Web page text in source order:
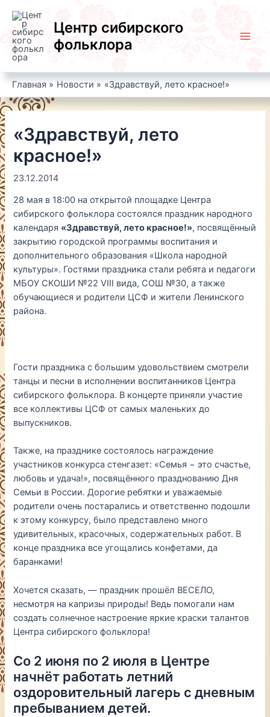
содержимомуЦентр сибирского
фольклора
Главная Новости «Здравствуй, лето красное!»
«Здравствуй, лето
красное!»
23.12.2014
28 мая в 18:00 на открытой площадке Центра
сибирского фольклора состоялся праздник народного
календаря «Здравствуй, лето красное!», посвящённый
закрытию городской программы воспитания и
дополнительного образования «Школа народной
культуры». Гостями праздника стали ребята и педагоги
МБОУ СКОШИ №22 VIII вида, СОШ №30, а также
обучающиеся и родители ЦСФ и жители Ленинского
района.
Гости праздника с большим удовольствием смотрели
танцы и песни в исполнении воспитанников Центра
сибирского фольклора. В концерте приняли участие
все коллективы ЦСФ от самых маленьких до
выпускников.
Также, на празднике состоялось награждение
участников конкурса стенгазет: «Семья − это счастье,
любовь и удача!», посвящённого празднованию Дня
Семьи в России. Дорогие ребятки и уважаемые
родители очень постарались и ответственно подошли
к этому конкурсу, было представлено много
удивительных, красочных, содержательных работ. В
конце праздника все угощались конфетами, да
баранками!
Хочется сказать, — праздник прошёл ВЕСЕЛО,
несмотря на капризы природы! Ведь помогали нам
создать солнечное настроение яркие краски талантов
Центра сибирского фольклора!
Со 2 июня по 2 июля в Центре
начнёт работать летний
оздоровительный лагерь с дневным
пребыванием детей.